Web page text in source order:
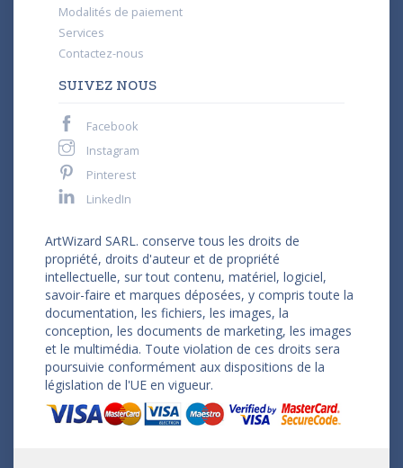
Modalités de paiement
Services
Contactez-nous
SUIVEZ NOUS
Facebook
Instagram
Pinterest
LinkedIn
ArtWizard SARL. conserve tous les droits de
propriété, droits d'auteur et de propriété
intellectuelle, sur tout contenu, matériel, logiciel,
savoir-faire et marques déposées, y compris toute la
documentation, les fichiers, les images, la
conception, les documents de marketing, les images
et le multimédia. Toute violation de ces droits sera
poursuivie conformément aux dispositions de la
législation de l'UE en vigueur.